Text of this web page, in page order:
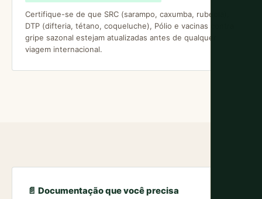
Certifique-se de que SRC (sarampo, caxumba, rubéola),
DTP (difteria, tétano, coqueluche), Pólio e vacinas contra
gripe sazonal estejam atualizadas antes de qualquer
viagem internacional.
📄 Documentação que você precisa